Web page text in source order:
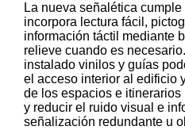
La nueva señalética
incorpora lectura fácil,
información táctil mediante
relieve cuando es
instalado vinilos y guías
el acceso interior al edificio
de los espacios e
y reducir el ruido visual e
señalización redundante u